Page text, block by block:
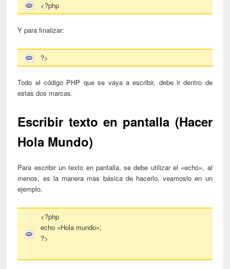
<?php
Y para finalizar:
?>
Todo el código PHP que se vaya a escribir, debe ir dentro de
estas dos marcas.
Escribir texto en pantalla (Hacer
Hola Mundo)
Para escribir un texto en pantalla, se debe utilizar el «echo», al
menos, es la manera mas básica de hacerlo, veamoslo en un
ejemplo.
<?php
echo «Hola mundo»;
?>